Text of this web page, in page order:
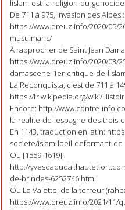
lislam-est-la-religion-du-
De 711 à 975, invasion des Alpes :
https://www.dreuz.info/2020/05/
musulmans/
À rapprocher de Saint Jean
https://www.dreuz.info/2020/03/
damascene-1er-critique-de-
La Reconquista, c'est de 711 à
https://fr.wikipedia.org/wiki/
Encore: http://www.contre-
la-realite-de-lespagne-des-trois-
En 1143, traduction en latin:
societe/islam-loeil-deformant-
Ou [1559-1619] :
http://
de-brindes-6252746.html
Ou La Valette, de la terreur
https://www.dreuz.info/2021/11/